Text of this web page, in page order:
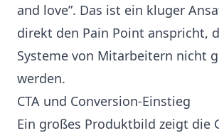
and love”. Das ist ein kluger
direkt den Pain Point anspricht,
Systeme von Mitarbeitern nicht
werden.
CTA und Conversion-Einstieg
Ein großes Produktbild zeigt die